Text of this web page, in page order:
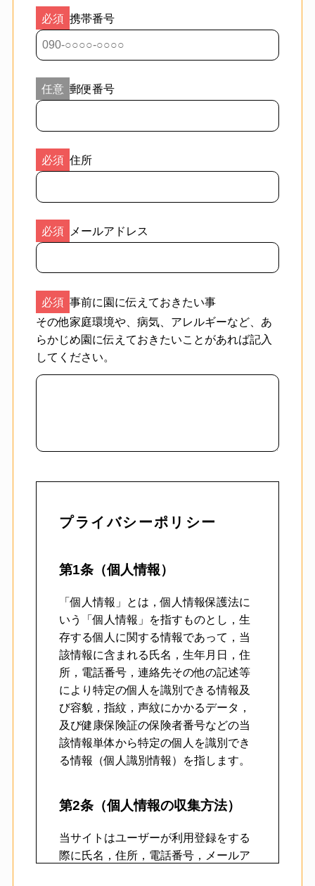
携帯番号
郵便番号
住所
メールアドレス
事前に園に伝えておきたい事
その他家庭環境や、病気、アレルギーなど、あ
らかじめ園に伝えておきたいことがあれば記入
してください。
プライバシーポリシー
第1条（個人情報）
「個人情報」とは，個人情報保護法に
いう「個人情報」を指すものとし，生
存する個人に関する情報であって，当
該情報に含まれる氏名，生年月日，住
所，電話番号，連絡先その他の記述等
により特定の個人を識別できる情報及
び容貌，指紋，声紋にかかるデータ，
及び健康保険証の保険者番号などの当
該情報単体から特定の個人を識別でき
る情報（個人識別情報）を指します。
第2条（個人情報の収集方法）
当サイトはユーザーが利用登録をする
際に氏名，住所，電話番号，メールア